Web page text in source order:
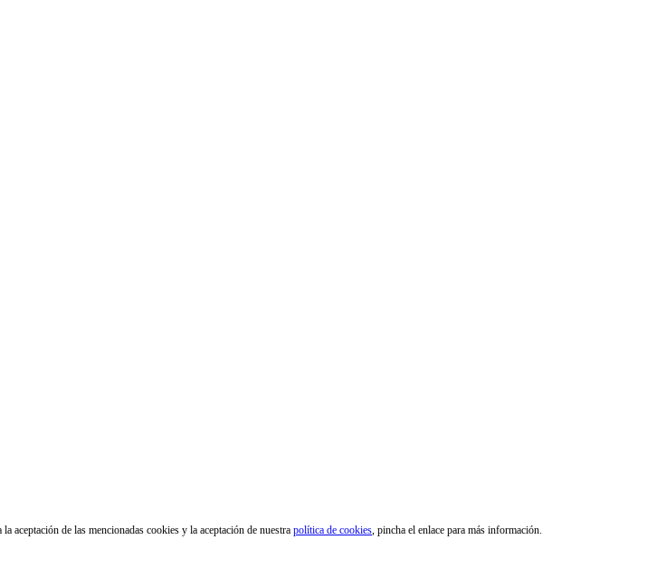
aceptación de las mencionadas cookies y la aceptación de nuestra política de cookies, pincha el enlace para más información.